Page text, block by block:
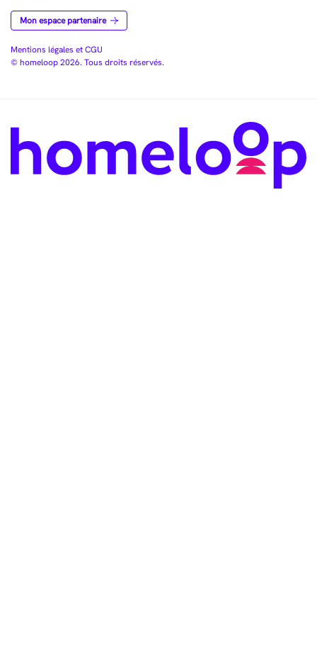
Mon espace partenaire
Mentions légales et CGU
© homeloop 2026. Tous droits réservés.